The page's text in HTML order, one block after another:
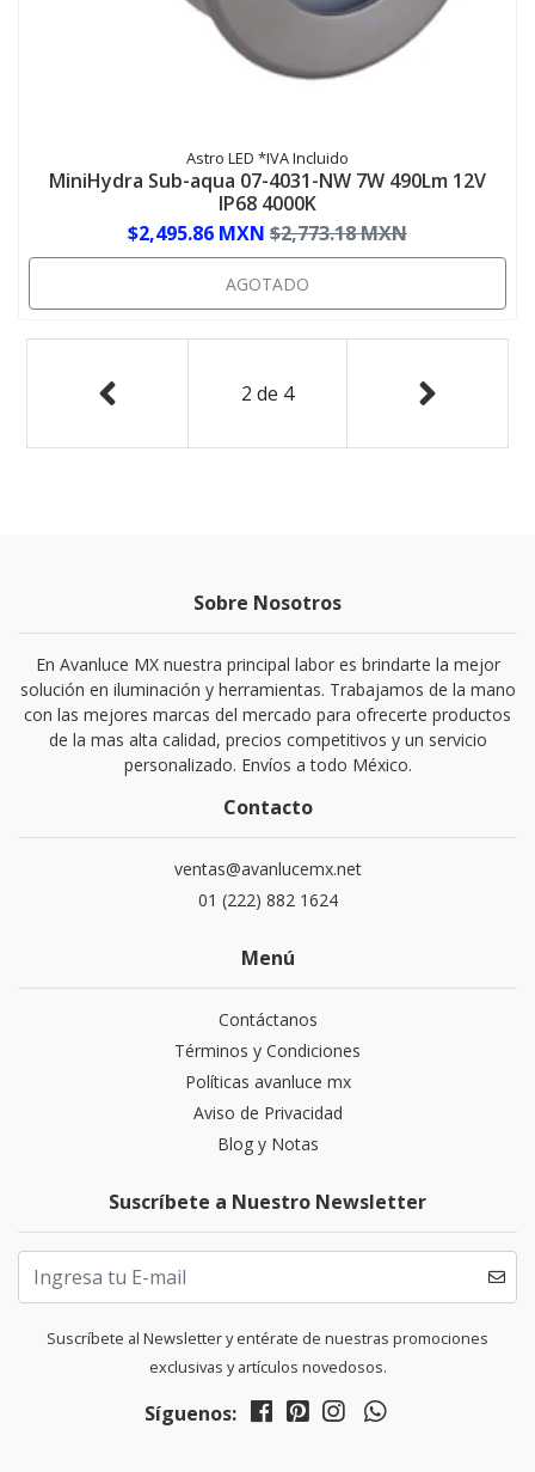
Astro LED *IVA Incluido
MiniHydra Sub-aqua 07-4031-NW 7W 490Lm 12V
IP68 4000K
$2,495.86 MXN $2,773.18 MXN
AGOTADO
2 de 4
Sobre Nosotros
En Avanluce MX nuestra principal labor es brindarte la mejor
solución en iluminación y herramientas. Trabajamos de la mano
con las mejores marcas del mercado para ofrecerte productos
de la mas alta calidad, precios competitivos y un servicio
personalizado. Envíos a todo México.
Contacto
ventas@avanlucemx.net
01 (222) 882 1624
Menú
Contáctanos
Términos y Condiciones
Políticas avanluce mx
Aviso de Privacidad
Blog y Notas
Suscríbete a Nuestro Newsletter
Suscríbete al Newsletter y entérate de nuestras promociones
exclusivas y artículos novedosos.
Síguenos: